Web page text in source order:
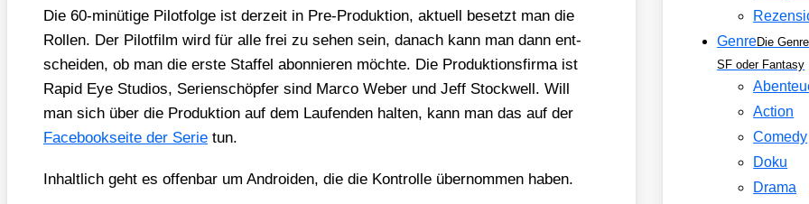
Die 60-minü­ti­ge Pilot­fol­ge ist der­zeit in Pre-Pro­duk­ti­on, aktu­ell besetzt man die
Rol­len. Der Pilot­film wird für alle frei zu sehen sein, danach kann man dann ent­
schei­den, ob man die ers­te Staf­fel abon­nie­ren möch­te. Die Pro­duk­ti­ons­fir­ma ist
Rapid Eye Stu­di­os, Seri­en­schöp­fer sind Mar­co Weber und Jeff Stock­well. Will
man sich über die Pro­duk­ti­on auf dem Lau­fen­den hal­ten, kann man das auf der
Face­book­sei­te der Serie tun.
Inhalt­lich geht es offen­bar um Andro­iden, die die Kon­trol­le über­nom­men haben.
GenreDie
SF oder Fantasy
Action
Comedy
Doku
Drama